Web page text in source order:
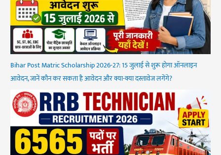
Bihar Post Matric Scholarship 2026-27: 15 जुलाई से शुरू होगा ऑनलाइन
आवेदन, जानें कौन कर सकता है आवेदन और क्या-क्या दस्तावेज लगेंगे?